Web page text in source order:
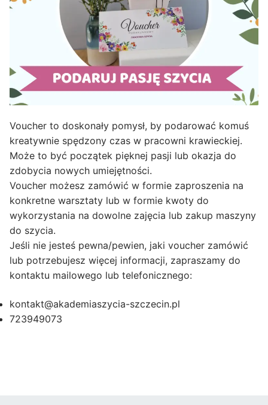
Voucher to doskonały pomysł, by podarować komuś
kreatywnie spędzony czas w pracowni krawieckiej.
Może to być początek pięknej pasji lub okazja do
zdobycia nowych umiejętności.
Voucher możesz zamówić w formie zaproszenia na
konkretne warsztaty lub w formie kwoty do
wykorzystania na dowolne zajęcia lub zakup maszyny
do szycia.
Jeśli nie jesteś pewna/pewien, jaki voucher zamówić
lub potrzebujesz więcej informacji, zapraszamy do
kontaktu mailowego lub telefonicznego:
kontakt@akademiaszycia-szczecin.pl
723949073